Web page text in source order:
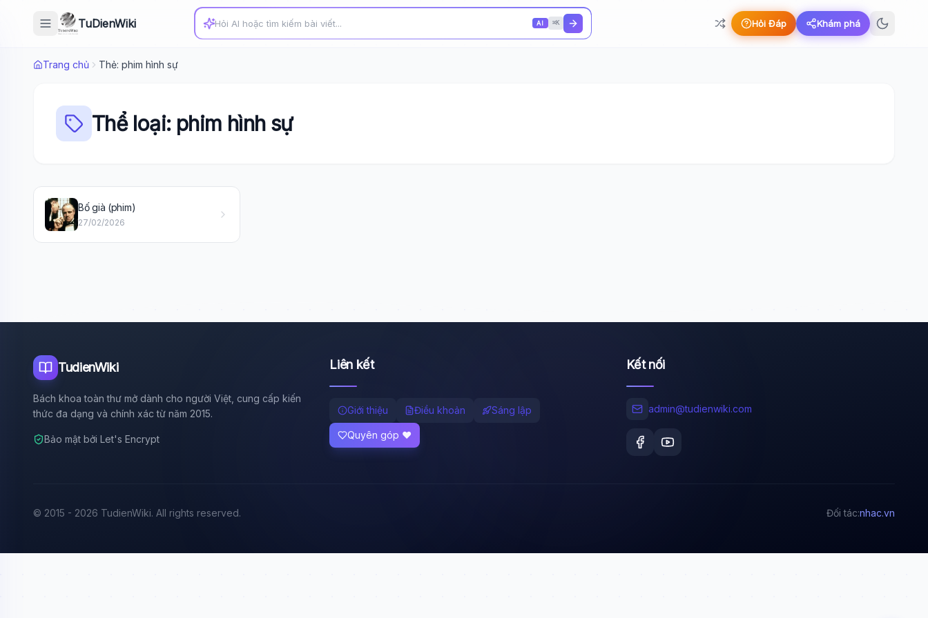
TuDienWiki AI ⌘K Hỏi Đáp Khám phá
Trang chủ Thẻ: phim hình sự
Thể loại: phim hình sự
Bố già (phim)
27/02/2026
TudienWiki
Bách khoa toàn thư mở dành cho người Việt, cung cấp kiến
thức đa dạng và chính xác từ năm 2015.
Bảo mật bởi Let's Encrypt
Liên kết
Giới thiệu Điều khoản Sáng lập
Quyên góp ❤️
Kết nối
admin@tudienwiki.com
© 2015 - 2026 TudienWiki. All rights reserved. Đối tác:nhac.vn
Tôi là trợ lý AI của TuDienWiki. Hãy hỏi tôi bất kỳ
điều gì về các bài viết trên Wiki!